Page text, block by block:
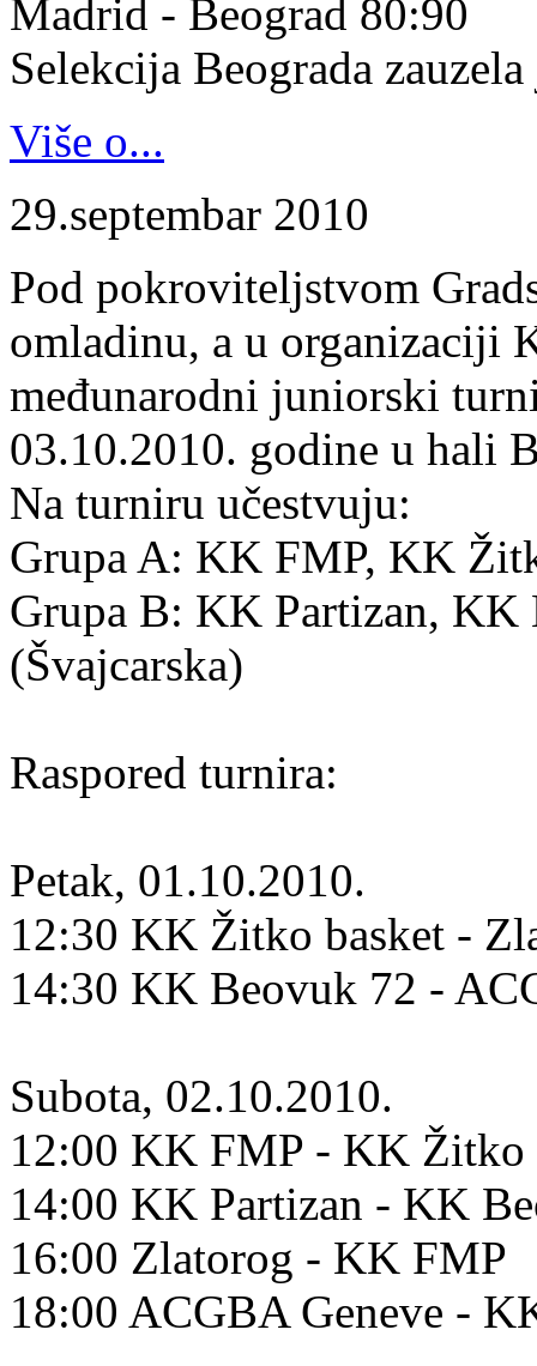
Madrid - Beograd 80:90
Selekcija Beograda
Više o...
29.septembar 2010
Pod pokroviteljstvom
omladinu, a u organizaciji
međunarodni juniorski
03.10.2010. godine u hali
Na turniru učestvuju:
Grupa A: KK FMP, KK
Grupa B: KK Partizan, KK
(Švajcarska)
Raspored turnira:
Petak, 01.10.2010.
12:30 KK Žitko basket -
14:30 KK Beovuk 72 -
Subota, 02.10.2010.
12:00 KK FMP - KK Žitko
14:00 KK Partizan - KK
16:00 Zlatorog - KK FMP
18:00 ACGBA Geneve -